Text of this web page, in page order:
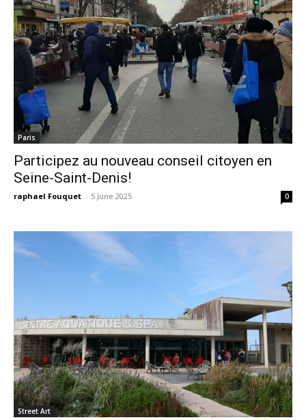
Paris
Participez au nouveau conseil citoyen en
Seine-Saint-Denis!
raphael Fouquet - 5 June 2025 0
Street Art